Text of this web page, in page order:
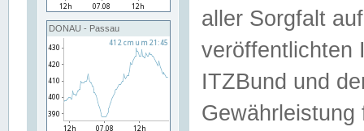
DONAU - Passau
aller Sorgfalt
veröffentlichten
ITZBund und